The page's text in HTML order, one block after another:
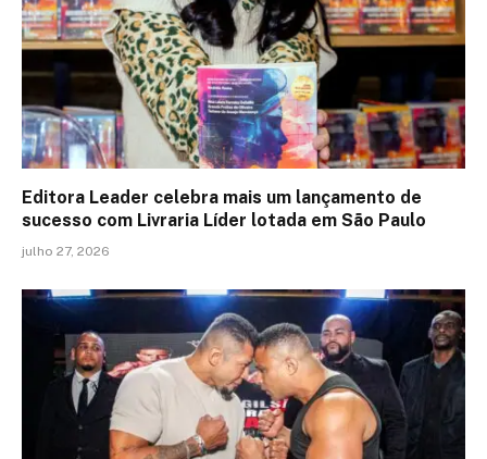
Editora Leader celebra mais um lançamento de
sucesso com Livraria Líder lotada em São Paulo
julho 27, 2026